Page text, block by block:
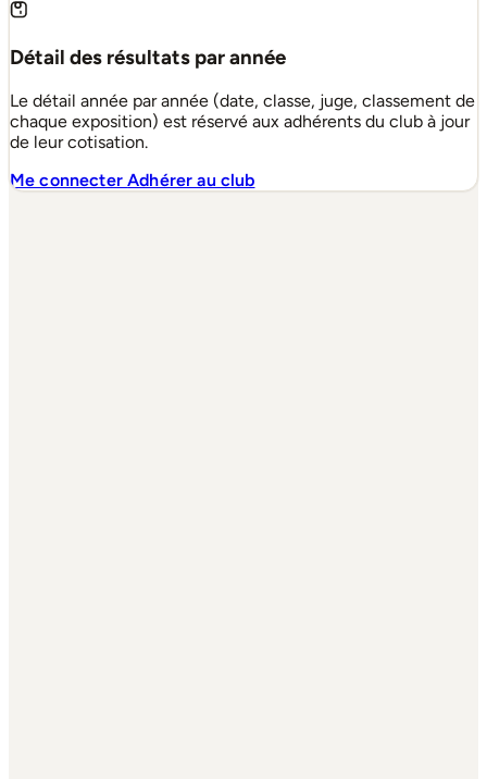
Détail des résultats par année
Le détail année par année (date, classe, juge, classement de
chaque exposition) est réservé aux adhérents du club à jour
de leur cotisation.
Me connecterAdhérer au club